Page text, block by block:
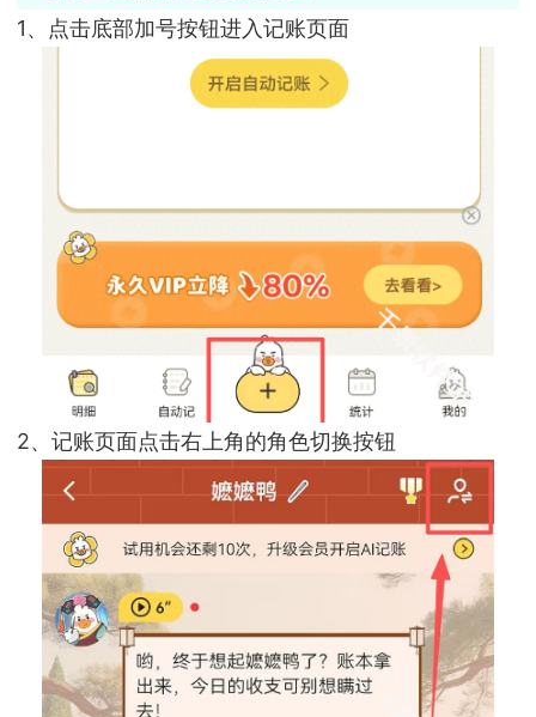
1、点击底部加号按钮进入记账页面
2、记账页面点击右上角的角色切换按钮